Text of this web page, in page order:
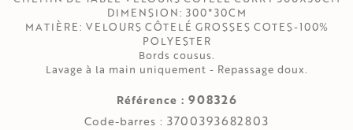
DIMENSION: 300*30CM
MATIÈRE: VELOURS CÔTELÉ GROSSES COTES-100%
POLYESTER
Bords cousus.
Lavage à la main uniquement - Repassage doux.
Référence : 908326
Code-barres : 3700393682803